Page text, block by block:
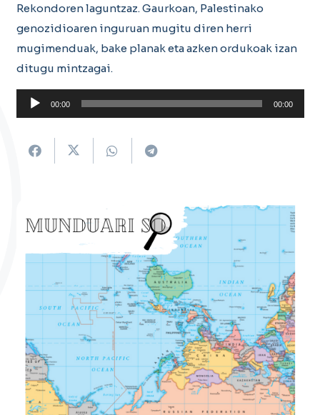
Rekondoren laguntzaz. Gaurkoan, Palestinako
genozidioaren inguruan mugitu diren herri
mugimenduak, bake planak eta azken ordukoak izan
ditugu mintzagai.
Soinu
erreproduzigailua
00:00 00:00